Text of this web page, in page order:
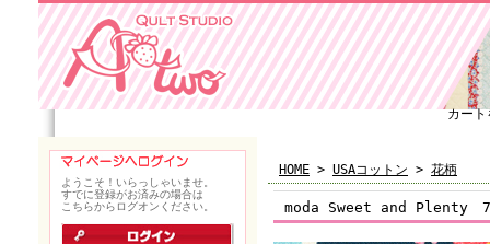
カート
HOME > USAコットン > 花柄
moda Sweet and Plenty